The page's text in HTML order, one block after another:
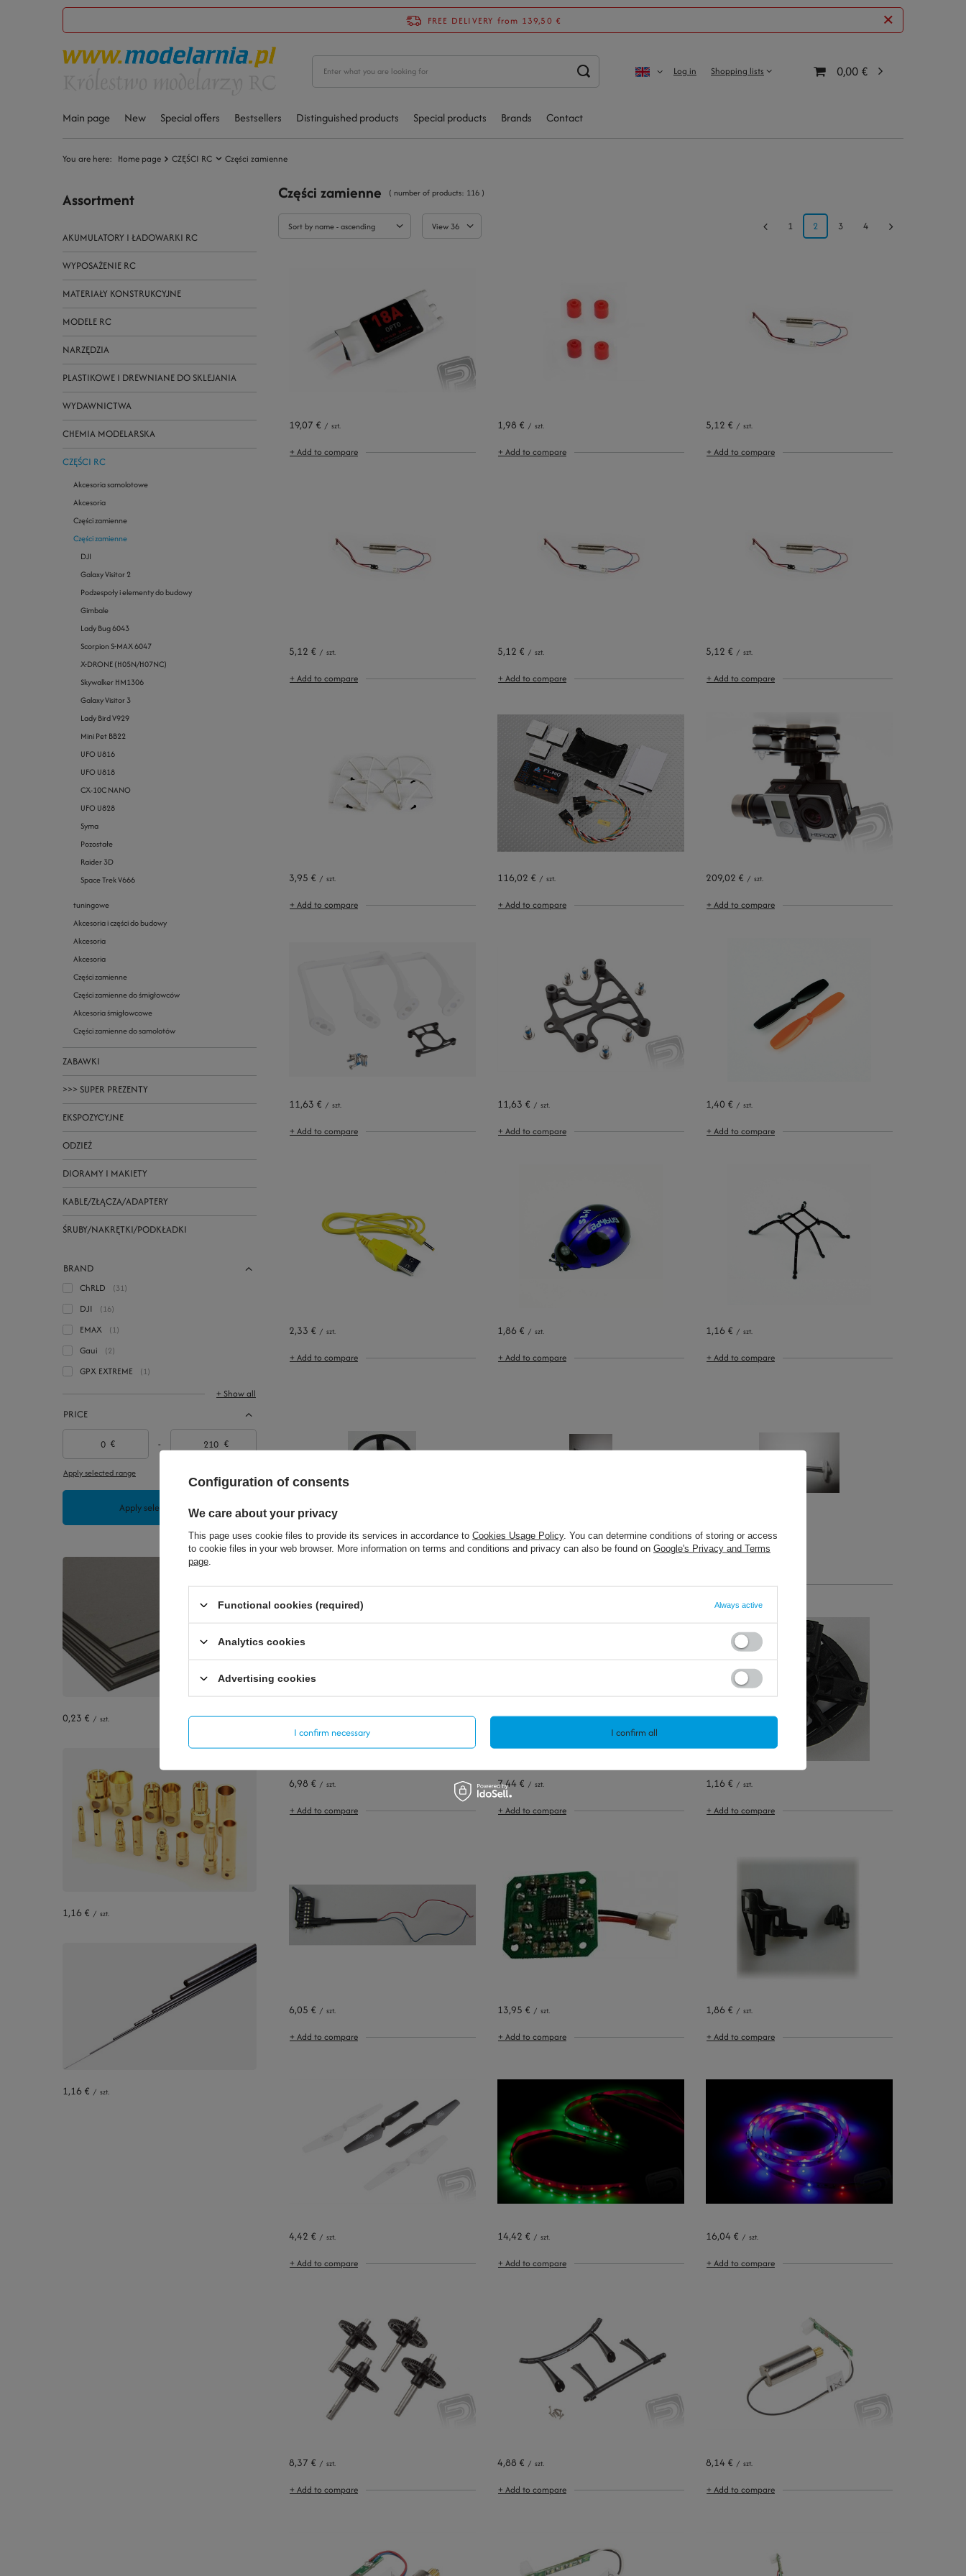
FREE DELIVERY from 139,50 €
Log in Shopping lists 0,00 €
Main page New Special offers Bestsellers Distinguished products Special products Brands Contact
You are here: Home page CZĘŚCI RC Części zamienne
Assortment
AKUMULATORY I ŁADOWARKI RC
WYPOSAŻENIE RC
MATERIAŁY KONSTRUKCYJNE
MODELE RC
NARZĘDZIA
PLASTIKOWE I DREWNIANE DO SKLEJANIA
WYDAWNICTWA
CHEMIA MODELARSKA
CZĘŚCI RC
Akcesoria samolotowe
Akcesoria
Części zamienne
Części zamienne
DJI
Galaxy Visitor 2
Podzespoły i elementy do budowy
Gimbale
Lady Bug 6043
Scorpion S-MAX 6047
X-DRONE (H05N/H07NC)
Skywalker HM1306
Galaxy Visitor 3
Lady Bird V929
Mini Pet BB22
UFO U816
UFO U818
CX-10C NANO
UFO U828
Syma
Pozostałe
Raider 3D
Space Trek V666
tuningowe
Akcesoria i części do budowy
Akcesoria
Akcesoria
Części zamienne
Części zamienne do śmigłowców
Akcesoria śmigłowcowe
Części zamienne do samolotów
ZABAWKI
>>> SUPER PREZENTY
EKSPOZYCYJNE
ODZIEŻ
DIORAMY I MAKIETY
KABLE/ZŁĄCZA/ADAPTERY
ŚRUBY/NAKRĘTKI/PODKŁADKI
BRAND
ChRLD 31
DJI 16
EMAX 1
Gaui 2
GPX EXTREME 1
+ Show all
PRICE
€ - €
Apply selected range
Apply selected filters
0,23 € / szt.
1,16 € / szt.
1,16 € / szt.
Części zamienne ( number of products: 116 )
Sort by name - ascending View 36 1 2 3 4
19,07 € / szt.
+ Add to compare
1,98 € / szt.
+ Add to compare
5,12 € / szt.
+ Add to compare
5,12 € / szt.
+ Add to compare
5,12 € / szt.
+ Add to compare
5,12 € / szt.
+ Add to compare
3,95 € / szt.
+ Add to compare
116,02 € / szt.
+ Add to compare
209,02 € / szt.
+ Add to compare
11,63 € / szt.
+ Add to compare
11,63 € / szt.
+ Add to compare
1,40 € / szt.
+ Add to compare
2,33 € / szt.
+ Add to compare
1,86 € / szt.
+ Add to compare
1,16 € / szt.
+ Add to compare
1,16 €
6,98 € / szt.
+ Add to compare
7,44 € / szt.
+ Add to compare
1,16 € / szt.
+ Add to compare
6,05 € / szt.
+ Add to compare
13,95 € / szt.
+ Add to compare
1,86 € / szt.
+ Add to compare
4,42 € / szt.
+ Add to compare
14,42 € / szt.
+ Add to compare
16,04 € / szt.
+ Add to compare
8,37 € / szt.
+ Add to compare
4,88 € / szt.
+ Add to compare
8,14 € / szt.
+ Add to compare
Configuration of consents
We care about your privacy
This page uses cookie files to provide its services in accordance to Cookies Usage Policy. You can determine conditions of storing or access
to cookie files in your web browser. More information on terms and conditions and privacy can also be found on Google's Privacy and Terms
page
Functional cookies (required) Always active
Analytics cookies
Advertising cookies
I confirm necessary I confirm all